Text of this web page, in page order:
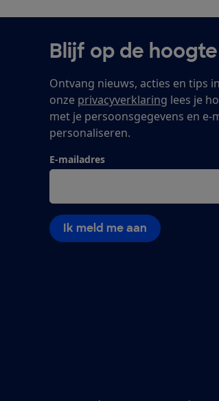
Blijf op de hoogte
Ontvang nieuws, acties en tips
onze privacyverklaring lees je
met je persoonsgegevens en e-
personaliseren.
E-mailadres
Ik meld me aan